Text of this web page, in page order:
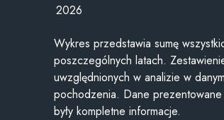
2026
Wykres przedstawia sumę
poszczególnych latach.
uwzględnionych w analizie w
pochodzenia. Dane
były kompletne informacje.